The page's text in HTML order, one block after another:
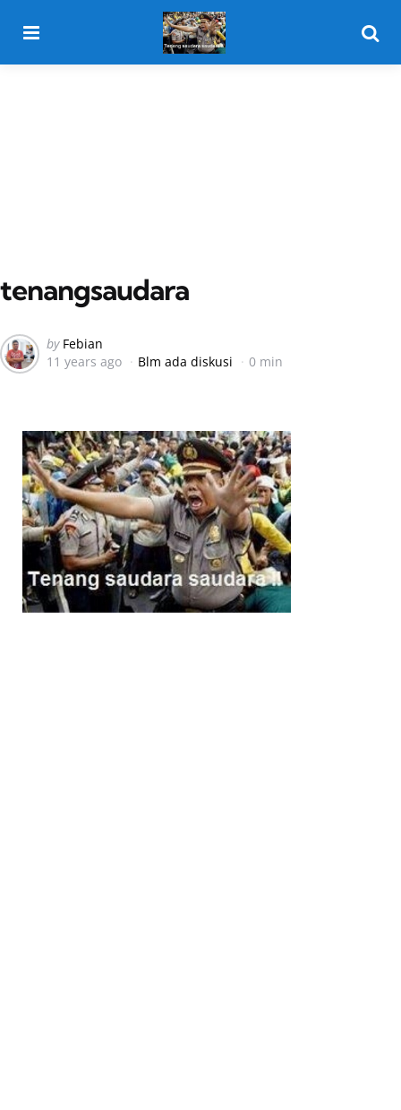
tenangsaudara
Posted
by
by Febian
11 years ago
Blm ada diskusi 0 min